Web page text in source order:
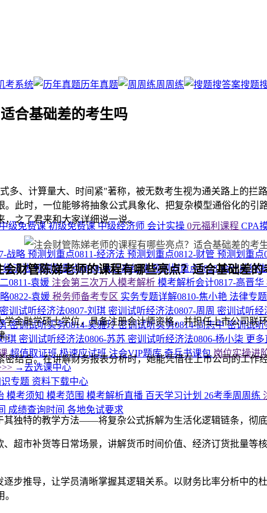
中级免费课初级免费课中级经济师 会计实操 0元福利课程 CPA
战略 预测划重点0811-经济法 预测划重点0812-财管 预测划重点
经济法预测划重点0828-会计高红瑞预测划重点0828-会计戚纯
0811-袁媛 注会第三次万人模考解析 模考解析会计0817-高晋华
0822-袁媛 税务师备考专区 实务专题详解0810-焦小艳 法律专
密训试听经济法0807-刘琪 密训试听经济法0807-周周 密训试听经
密训试听实务0814-吴雅玲密训试听实务0814-尚志中密训试
琪 密训试听经济法0806-苏苏 密训试听经济法0806-杨小柒 更多
超值取证班极速应试班注会VIP题库奇兵书课包 岗位实操进
→去选课中心
专题 资料下载中心
模考须知 模考范围 模考解析直播 百天学习计划 26考季周周练
成绩查询时间 各地免试要求
考系统 历年真题 周周练 搜题
合基础差的考生吗
多、计算量大、时间紧"著称，被无数考生视为通关路上的拦
此时，一位能够将抽象公式具象化、把复杂模型通俗化的引
之了君来和大家详细说一说。
会财管陈娣老师的课程有哪些亮点？适合基础差的
金融学硕士学位，具备注册会计师资格，并担任上市公司联
。
结合。在讲解财务报表分析时，她能凭借在上市公司的工
独特的教学方法——将复杂公式拆解为生活化逻辑链条，彻底
超市补货等日常场景，讲解货币时间价值、经济订货批量等
步推导，让学员清晰掌握其逻辑关系。以财务比率分析中的